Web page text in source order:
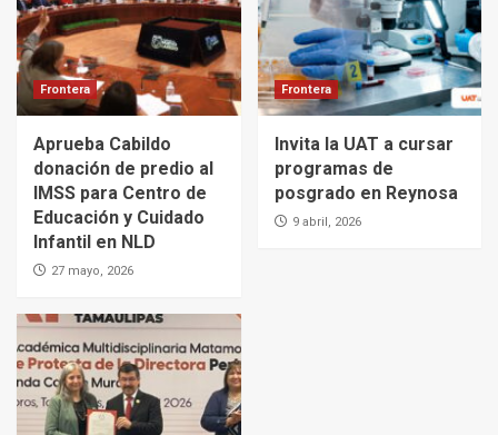
Frontera
Aprueba Cabildo
donación de predio al
IMSS para Centro de
Educación y Cuidado
Infantil en NLD
27 mayo, 2026
Frontera
Invita la UAT a cursar
programas de
posgrado en Reynosa
9 abril, 2026